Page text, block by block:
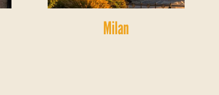
Milan